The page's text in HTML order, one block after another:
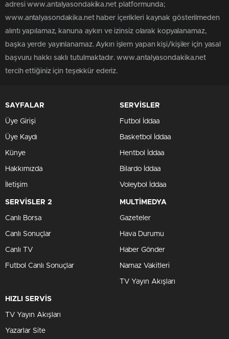
adresi www.antalyasondakika.net platformunda;
www.antalyasondakika.net haber içerikleri kaynak gösterilmeden
alıntı yapılamaz, kanuna aykırı ve izinsiz olarak kopyalanamaz,
başka yerde yayınlanamaz. Aykırı işlem yapan kişi/kişiler için yasal
başvuru hakkı saklı tutulmaktadır. www.antalyasondakika.net
tercih ettiğiniz için teşekkür ederiz.
SAYFALAR
Üye Girişi
Üye Kaydı
Künye
Hakkımızda
İletişim
SERVİSLER
Futbol İddaa
Basketbol İddaa
Hentbol İddaa
Bilardo İddaa
Voleybol İddaa
SERVİSLER 2
Canlı Borsa
Canlı Sonuçlar
Canlı TV
Futbol Canlı Sonuçlar
MULTİMEDYA
Gazeteler
Hava Durumu
Haber Gönder
Namaz Vakitleri
TV Yayın Akışları
HIZLI SERVİS
TV Yayın Akışları
Yazarlar Site